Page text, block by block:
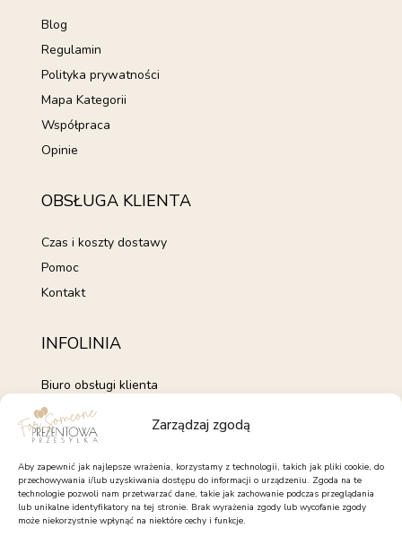
Zarządzaj zgodą
Aby zapewnić jak najlepsze wrażenia, korzystamy z technologii, takich jak pliki cookie, do
przechowywania i/lub uzyskiwania dostępu do informacji o urządzeniu. Zgoda na te
technologie pozwoli nam przetwarzać dane, takie jak zachowanie podczas przeglądania
lub unikalne identyfikatory na tej stronie. Brak wyrażenia zgody lub wycofanie zgody
może niekorzystnie wpłynąć na niektóre cechy i funkcje.
Blog
Regulamin
Polityka prywatności
Mapa Kategorii
Współpraca
Opinie
OBSŁUGA KLIENTA
Czas i koszty dostawy
Pomoc
Kontakt
INFOLINIA
Biuro obsługi klienta
+48 735 843 843
pon. - pt. 7:00 - 15:00
kontakt@forsomeone.pl